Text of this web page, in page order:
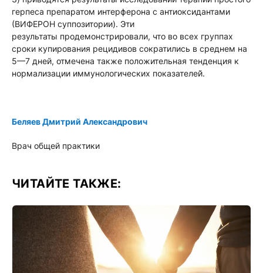
герпеса препаратом интерферона с антиоксидантами
(ВИФЕРОН суппозитории). Эти
результаты продемонстрировали, что во всех группах
сроки купирования рецидивов сократились в среднем на
5—7 дней, отмечена также положительная тенденция к
нормализации иммунологических показателей̆.
Беляев Дмитрий Александрович
Врач общей практики
ЧИТАЙТЕ ТАКЖЕ: